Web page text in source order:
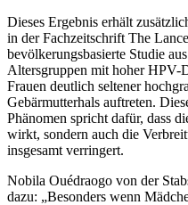
Dieses Ergebnis erhält
in der Fachzeitschrift The
bevölkerungsbasierte Studie
Altersgruppen mit hoher HPV-
Frauen deutlich seltener
Gebärmutterhals auftreten.
Phänomen spricht dafür, dass
wirkt, sondern auch die
insgesamt verringert.
Nobila Ouédraogo von der
dazu: „Besonders wenn